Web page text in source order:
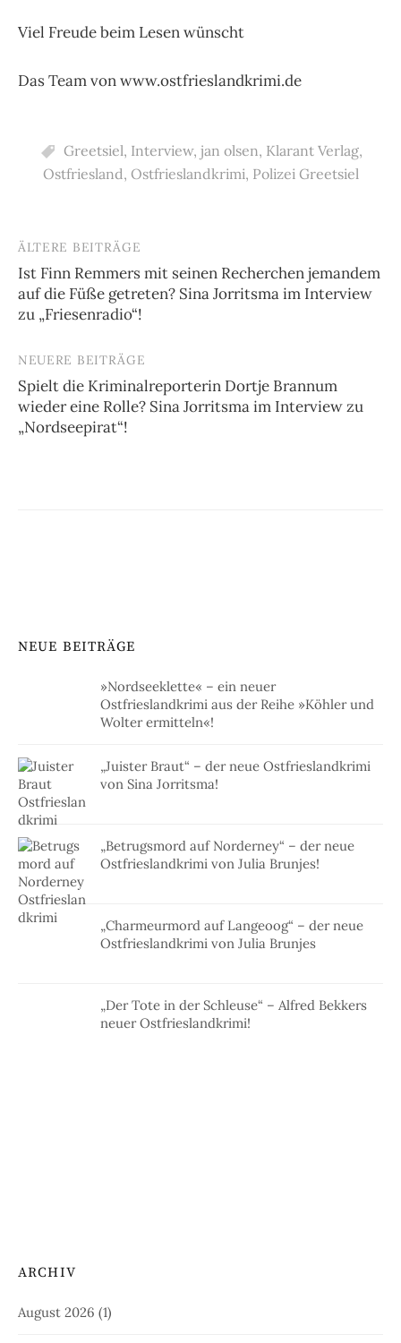
Viel Freude beim Lesen wünscht
Das Team von www.ostfrieslandkrimi.de
Greetsiel, Interview, jan olsen, Klarant Verlag,
Ostfriesland, Ostfrieslandkrimi, Polizei Greetsiel
Beitragsnavigation
ÄLTERE BEITRÄGE
Ist Finn Remmers mit seinen Recherchen jemandem
auf die Füße getreten? Sina Jorritsma im Interview
zu „Friesenradio“!
NEUERE BEITRÄGE
Spielt die Kriminalreporterin Dortje Brannum
wieder eine Rolle? Sina Jorritsma im Interview zu
„Nordseepirat“!
NEUE BEITRÄGE
»Nordseeklette« – ein neuer
Ostfrieslandkrimi aus der Reihe »Köhler und
Wolter ermitteln«!
„Juister Braut“ – der neue Ostfrieslandkrimi
von Sina Jorritsma!
„Betrugsmord auf Norderney“ – der neue
Ostfrieslandkrimi von Julia Brunjes!
„Charmeurmord auf Langeoog“ – der neue
Ostfrieslandkrimi von Julia Brunjes
„Der Tote in der Schleuse“ – Alfred Bekkers
neuer Ostfrieslandkrimi!
ARCHIV
August 2026 (1)